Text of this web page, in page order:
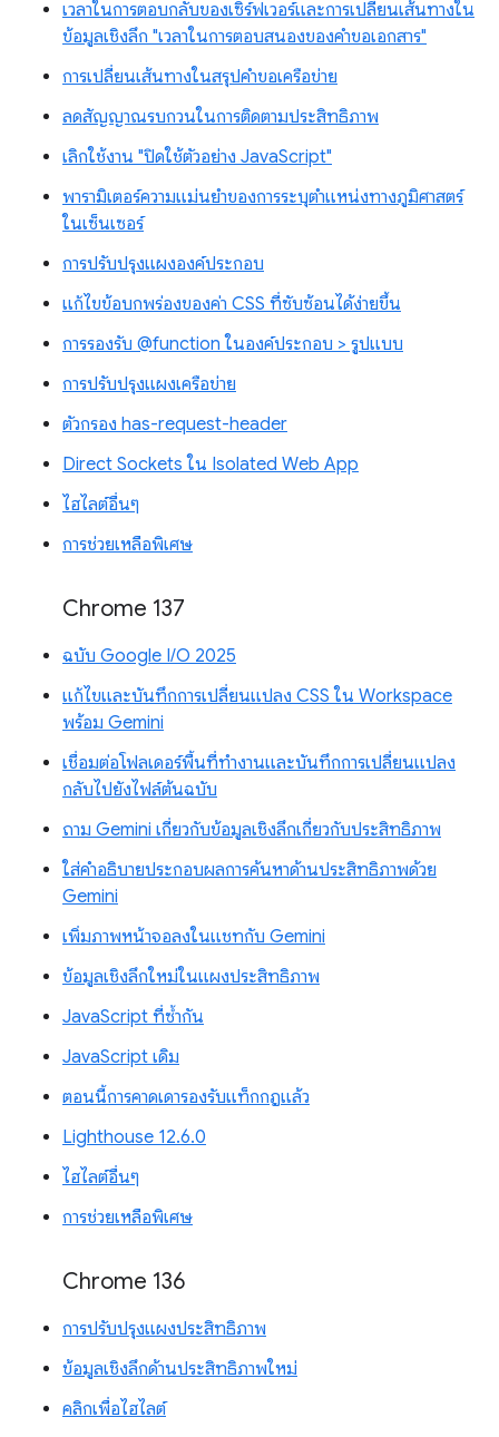
เวลาในการตอบกลับของเซิร์ฟเวอร์และการเปลี่ยนเส้นทางใน
ข้อมูลเชิงลึก "เวลาในการตอบสนองของคำขอเอกสาร"
การเปลี่ยนเส้นทางในสรุปคำขอเครือข่าย
ลดสัญญาณรบกวนในการติดตามประสิทธิภาพ
เลิกใช้งาน "ปิดใช้ตัวอย่าง JavaScript"
พารามิเตอร์ความแม่นยำของการระบุตำแหน่งทางภูมิศาสตร์
ในเซ็นเซอร์
การปรับปรุงแผงองค์ประกอบ
แก้ไขข้อบกพร่องของค่า CSS ที่ซับซ้อนได้ง่ายขึ้น
การรองรับ @function ในองค์ประกอบ > รูปแบบ
การปรับปรุงแผงเครือข่าย
ตัวกรอง has-request-header
Direct Sockets ใน Isolated Web App
ไฮไลต์อื่นๆ
การช่วยเหลือพิเศษ
Chrome 137
ฉบับ Google I/O 2025
แก้ไขและบันทึกการเปลี่ยนแปลง CSS ใน Workspace
พร้อม Gemini
เชื่อมต่อโฟลเดอร์พื้นที่ทำงานและบันทึกการเปลี่ยนแปลง
กลับไปยังไฟล์ต้นฉบับ
ถาม Gemini เกี่ยวกับข้อมูลเชิงลึกเกี่ยวกับประสิทธิภาพ
ใส่คำอธิบายประกอบผลการค้นหาด้านประสิทธิภาพด้วย
Gemini
เพิ่มภาพหน้าจอลงในแชทกับ Gemini
ข้อมูลเชิงลึกใหม่ในแผงประสิทธิภาพ
JavaScript ที่ซ้ำกัน
JavaScript เดิม
ตอนนี้การคาดเดารองรับแท็กกฎแล้ว
Lighthouse 12.6.0
ไฮไลต์อื่นๆ
การช่วยเหลือพิเศษ
Chrome 136
การปรับปรุงแผงประสิทธิภาพ
ข้อมูลเชิงลึกด้านประสิทธิภาพใหม่
คลิกเพื่อไฮไลต์